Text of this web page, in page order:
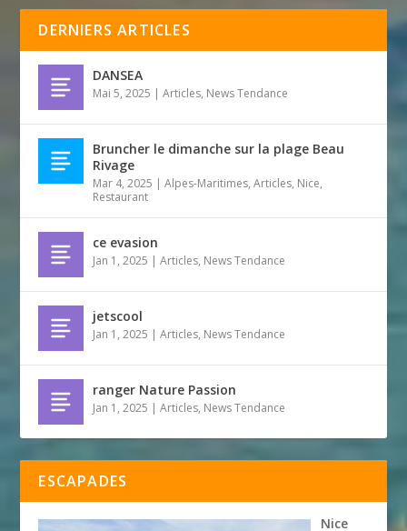
DERNIERS ARTICLES
DANSEA
Mai 5, 2025 |Articles, News Tendance
Bruncher le dimanche sur la plage Beau
Rivage
Mar 4, 2025 |Alpes-Maritimes,Articles, Nice,
Restaurant
ce evasion
Jan 1, 2025 |Articles, News Tendance
jetscool
Jan 1, 2025 |Articles, News Tendance
ranger Nature Passion
Jan 1, 2025 |Articles, News Tendance
ESCAPADES
Nice